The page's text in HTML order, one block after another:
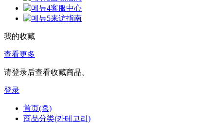
客服中心
来访指南
我的收藏
查看更多
请登录后查看收藏商品。
登录
首页(홈)
商品分类(카테고리)